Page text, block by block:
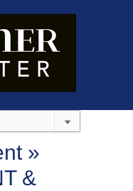
»
&